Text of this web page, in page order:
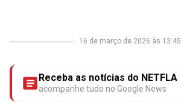
16 de março de 2026 às 13:45
Receba as notícias do NETFLA
acompanhe tudo no Google News